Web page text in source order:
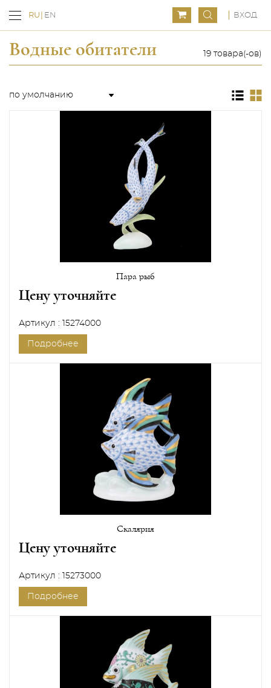
RU EN ВХОД
Водные обитатели 19 товара(-ов)
Пара рыб
Цену уточняйте
Артикул : 15274000
Подробнее
Скалярия
Цену уточняйте
Артикул : 15273000
Подробнее